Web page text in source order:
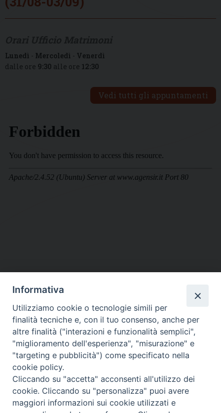
Lunedì - Mercoledì - Venerdì
dalle ore 9:30 alle ore 12:30
Vedi tutti gli appuntamenti
DIOCESI SUBURBICARIA DI ALBANO
Contatti:Tel.: 06.93268401 - Fax.: 06.9323844
E-mail:curia@diocesidialbano.it
Orari: dal Lunedì al Venerdì Ore: 9:00 - 13:00
Lunedì, Mercoledì e Venerdì, Ore 9:30 - 12:30
Informativa
Utilizziamo cookie o tecnologie simili per
finalità tecniche e, con il tuo consenso, anche per
altre finalità ("interazioni e funzionalità semplici",
"miglioramento dell'esperienza", "misurazione" e
"targeting e pubblicità") come specificato nella
cookie policy.
Cliccando su "accetta" acconsenti all'utilizzo dei
cookie. Cliccando su "personalizza" puoi avere
maggiori informazioni sui cookie utilizzati e